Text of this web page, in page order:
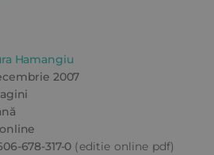
Hamangiu
2007
678-317-0 (editie online pdf)